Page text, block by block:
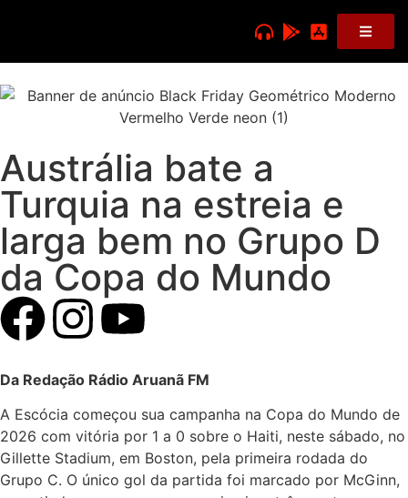
Austrália bate a
Turquia na estreia e
larga bem no Grupo D
da Copa do Mundo
Da Redação Rádio Aruanã FM
A Escócia começou sua campanha na Copa do Mundo de
2026 com vitória por 1 a 0 sobre o Haiti, neste sábado, no
Gillette Stadium, em Boston, pela primeira rodada do
Grupo C. O único gol da partida foi marcado por McGinn,